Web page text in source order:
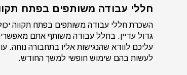
חללי עבודה משותפים בפתח
השכרת חללי עבודה משותפים בפתח תקווה
גדול עדיין. בחלל עבודה משותף אתם
עליכם לוודא שהנגישות אליו בתחבורה
לעשות בהם שימוש חופשי למשך החודש.